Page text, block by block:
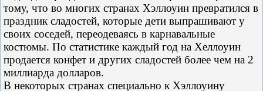
тому, что во многих странах Хэллоуин превратился в
праздник сладостей, которые дети выпрашивают у
своих соседей, переодеваясь в карнавальные
костюмы. По статистике каждый год на Хеллоуин
продается конфет и других сладостей более чем на 2
миллиарда долларов.
В некоторых странах специально к Хэллоуину